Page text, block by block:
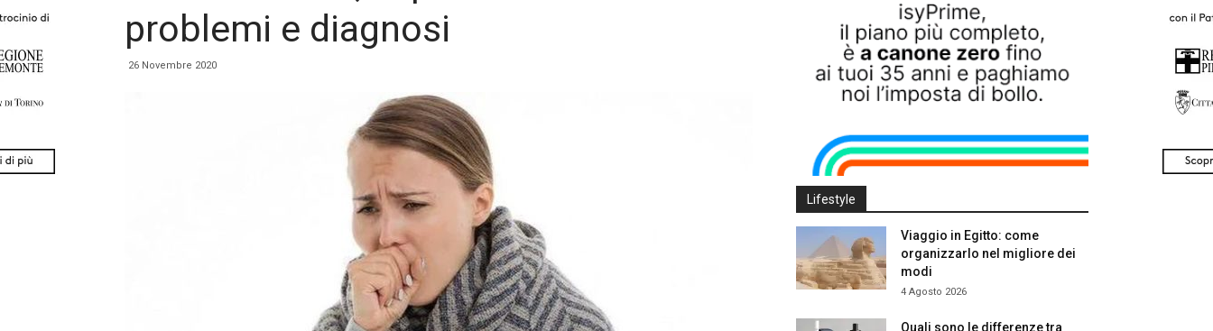
problemi e diagnosi
26 Novembre 2020
Lifestyle
Viaggio in Egitto: come
organizzarlo nel migliore dei
modi
4 Agosto 2026
Quali sono le differenze tra